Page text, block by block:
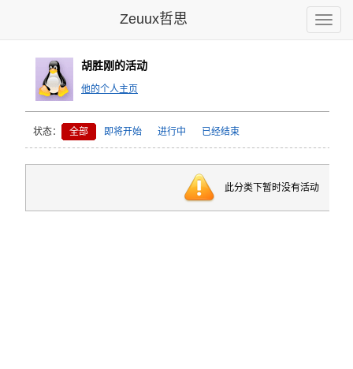
Toggle
Zeuux哲思
胡胜刚的活动
他的个人主页
状态： 全部 即将开始 进行中 已经结束
此分类下暂时没有活动